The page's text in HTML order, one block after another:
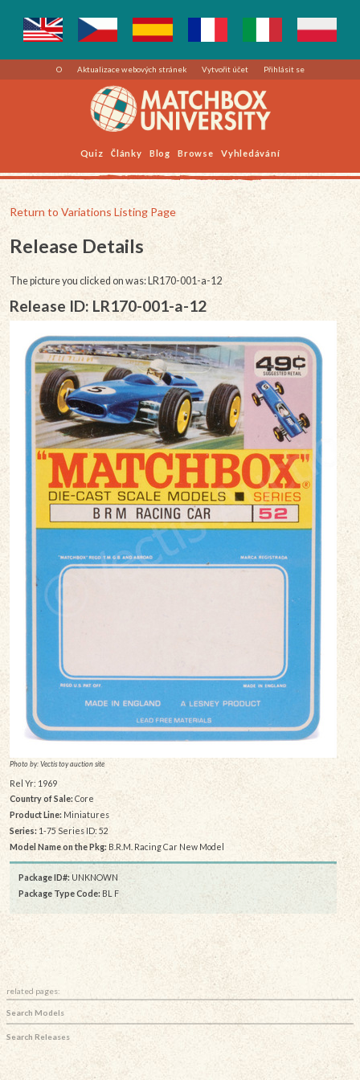
O Aktualizace webových stránek Vytvořit účet Přihlásit se
Quiz Články Blog Browse Vyhledávání
Return to Variations Listing Page
Release Details
The picture you clicked on was: LR170-001-a-12
Release ID: LR170-001-a-12
Photo by: Vectis toy auction site
Rel Yr: 1969
Country of Sale: Core
Product Line:Miniatures
Series:1-75 Series ID: 52
Model Name on the Pkg: B.R.M. Racing Car New Model
Package ID#: UNKNOWN
Package Type Code: BL F
related pages:
Search Models
Search Releases